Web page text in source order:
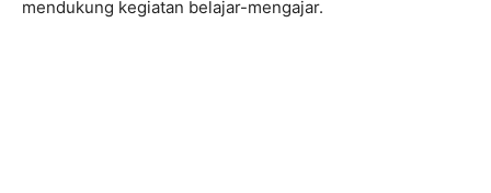
mendukung kegiatan belajar-mengajar.